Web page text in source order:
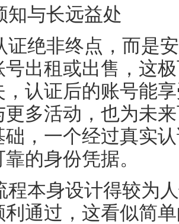
知与长远益处
证绝非终点，而是
号出租或出售，这
，认证后的账号能
更多活动，也为未
础，一个经过真实
的身份凭据。
程本身设计得较为
利通过，这看似简